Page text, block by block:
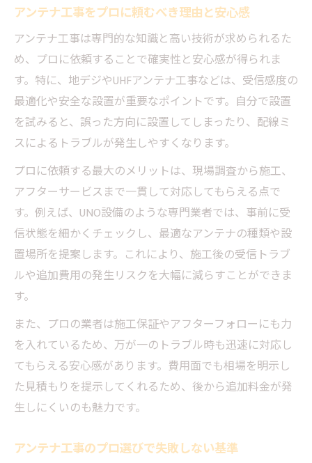
方法
アンテナ工事費用の内訳と見積もりポイン
ト
テレビアンテナ工事が安い時に注意したい
点
UHFアンテナ工事や立て直しの費用相場比較
地デジ対応アンテナ工事選びのコツ
地デジのためのアンテナ工事選び方ガイド
アンテナ工事プロがすすめる設置方法とは
地デジ対応アンテナ工事のチェックポイン
テレビアンテナ設置工事で後悔しないため
に
アンテナ工事をプロに依頼する際の注意点
見積もり明瞭なアンテナ工事を依頼するには
アンテナ工事の見積もりで確認すべき項目
明瞭なアンテナ工事見積もりの見極め方
アンテナ工事をプロに頼むべき理由と安心感
アンテナ工事は専門的な知識と高い技術が求められるた
め、プロに依頼することで確実性と安心感が得られま
す。特に、地デジやUHFアンテナ工事などは、受信感度の
最適化や安全な設置が重要なポイントです。自分で設置
を試みると、誤った方向に設置してしまったり、配線ミ
スによるトラブルが発生しやすくなります。
プロに依頼する最大のメリットは、現場調査から施工、
アフターサービスまで一貫して対応してもらえる点で
す。例えば、UNO設備のような専門業者では、事前に受
信状態を細かくチェックし、最適なアンテナの種類や設
置場所を提案します。これにより、施工後の受信トラブ
ルや追加費用の発生リスクを大幅に減らすことができま
す。
また、プロの業者は施工保証やアフターフォローにも力
を入れているため、万が一のトラブル時も迅速に対応し
てもらえる安心感があります。費用面でも相場を明示し
た見積もりを提示してくれるため、後から追加料金が発
生しにくいのも魅力です。
アンテナ工事のプロ選びで失敗しない基準